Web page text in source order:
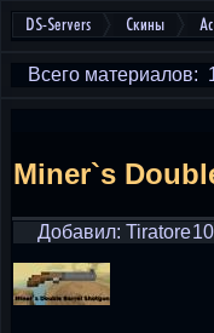
DS-Servers Скины
Всего материалов:
Miner`s
Добавил: Tiratore